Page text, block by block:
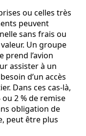
ou celles très
peuvent
sans frais ou
Un groupe
prend l’avion
assister à un
d’un accès
Dans ces cas‑là,
2 % de remise
obligation de
peut être plus